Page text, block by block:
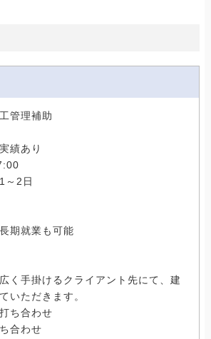
管理補助
績あり
1～2日
期就業も可能
く手掛けるクライアント先にて、建
いただきます。
ち合わせ
合わせ